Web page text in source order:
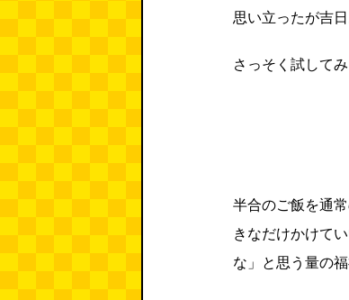
思い立ったが吉日
さっそく試して
半合のご飯を通
きなだけかけて
な」と思う量の